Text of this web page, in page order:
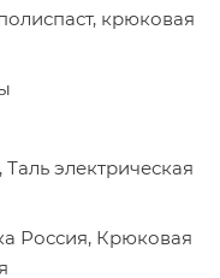
крюковая
электрическая
Россия, Крюковая